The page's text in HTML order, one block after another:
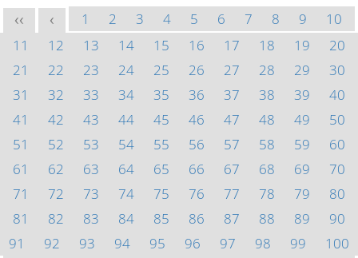
<< < 1 2 3 4 5 6 7 8 9
10
11
12 13 14 15 16 17 18 19
20
21
22 23 24 25 26 27 28 29
30
31
32 33 34 35 36 37 38 39
40
41
42 43 44 45 46 47 48 49
50
51
52 53 54 55 56 57 58 59
60
61
62 63 64 65 66 67 68 69
70
71
72 73 74 75 76 77 78 79
80
81
82 83 84 85 86 87 88 89
90
91
92 93 94 95 96 97 98 99
100